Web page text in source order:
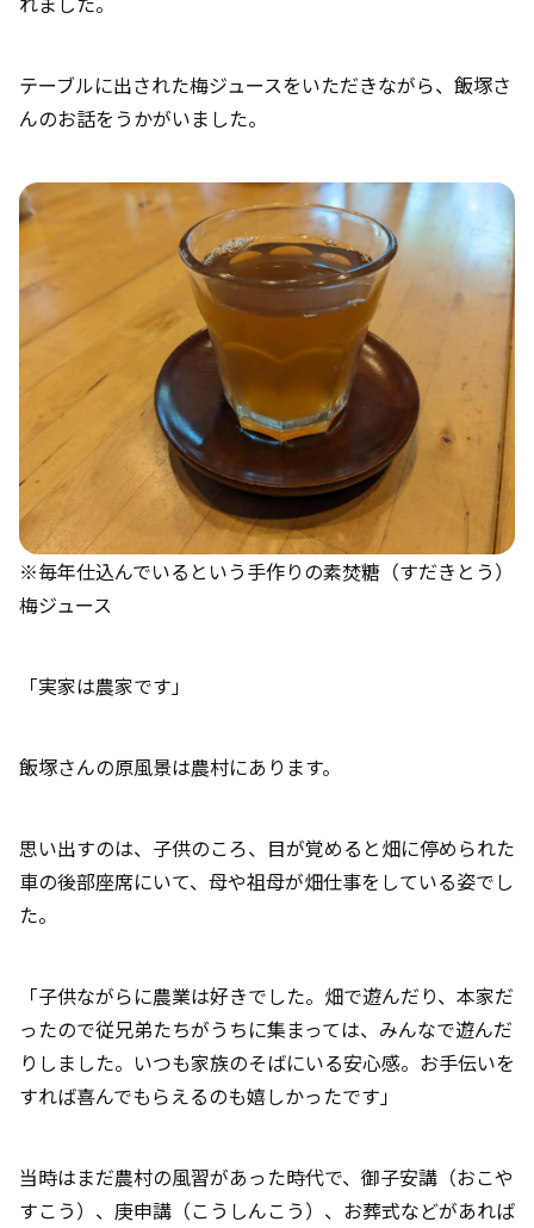
テーブルに出された梅ジュースをいただきながら、飯塚さ
んのお話をうかがいました。
※毎年仕込んでいるという手作りの素焚糖（すだきとう）
梅ジュース
「実家は農家です」
飯塚さんの原風景は農村にあります。
思い出すのは、子供のころ、目が覚めると畑に停められた
車の後部座席にいて、母や祖母が畑仕事をしている姿でし
た。
「子供ながらに農業は好きでした。畑で遊んだり、本家だ
ったので従兄弟たちがうちに集まっては、みんなで遊んだ
りしました。いつも家族のそばにいる安心感。お手伝いを
すれば喜んでもらえるのも嬉しかったです」
当時はまだ農村の風習があった時代で、御子安講（おこや
すこう）、庚申講（こうしんこう）、お葬式などがあれば